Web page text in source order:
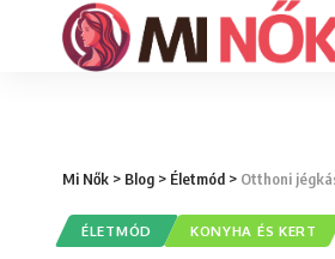
Mi Nők > Blog > Életmód > Otthoni
ÉLETMÓD KONYHA ÉS KERT